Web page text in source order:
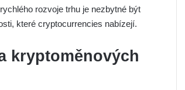
rozvoje trhu je nezbytné být
které cryptocurrencies nabízejí.
kryptoměnových